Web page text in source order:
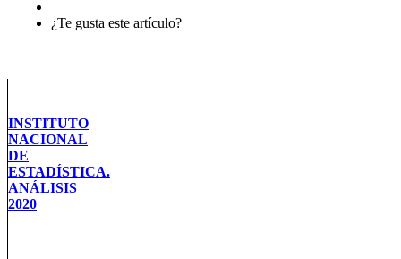
¿Te gusta este artículo?
INSTITUTO
NACIONAL
DE
ESTADÍSTICA.
ANÁLISIS
2020